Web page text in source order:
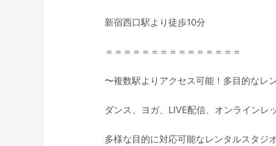
新宿西口駅より徒歩10分
＝＝＝＝＝＝＝＝＝＝＝＝＝＝＝
〜複数駅よりアクセス可能！多目的なレ
ダンス、ヨガ、LIVE配信、オンライン
多様な目的に対応可能なレンタルスタジオ